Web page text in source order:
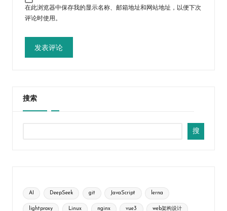
在此浏览器中保存我的显示名称、邮箱地址和网站地址，以便下次
评论时使用。
搜索
搜
AI DeepSeek git JavaScript lerna
lightproxy Linux nginx vue3 web架构设计